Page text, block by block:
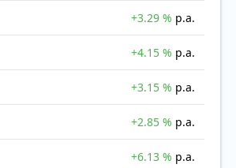
+3.29 % p.a.
+4.15 % p.a.
+3.15 % p.a.
+2.85 % p.a.
+6.13 % p.a.